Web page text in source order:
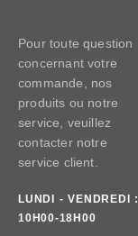
Pour toute question
concernant votre
commande, nos
produits ou notre
service, veuillez
contacter notre
service client.
LUNDI - VENDREDI :
10H00-18H00